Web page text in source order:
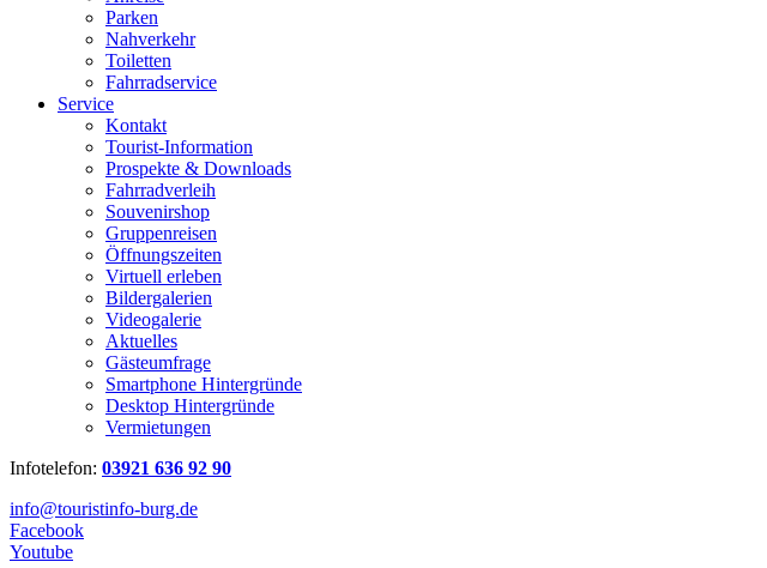
Parken
Nahverkehr
Toiletten
Fahrradservice
Service
Kontakt
Tourist-Information
Prospekte & Downloads
Fahrradverleih
Souvenirshop
Gruppenreisen
Öffnungszeiten
Virtuell erleben
Bildergalerien
Videogalerie
Aktuelles
Gästeumfrage
Smartphone Hintergründe
Desktop Hintergründe
Vermietungen
Infotelefon: 03921 636 92 90
info@touristinfo-burg.de
Facebook
Youtube